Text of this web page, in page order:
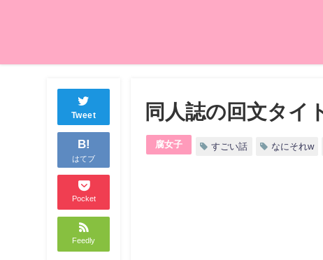
Tweet
B!
はてブ
Pocket
Feedly
同人誌の回文タイ
腐女子 すごい話 なにそれw